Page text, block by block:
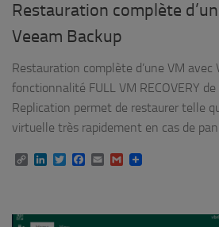
Restauration complète
Veeam Backup
Restauration complète d’une VM avec
fonctionnalité FULL VM RECOVERY
Replication permet de restaurer telle
virtuelle très rapidement en cas de
Copy LinkedInTwitterFacebook
EmailGmail